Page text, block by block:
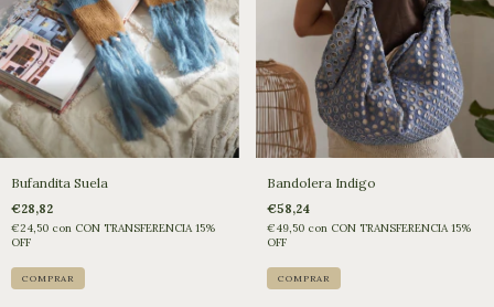
Bufandita Suela
€28,82
€24,50 con CON TRANSFERENCIA 15%
OFF
Bandolera Indigo
€58,24
€49,50 con CON TRANSFERENCIA 15%
OFF